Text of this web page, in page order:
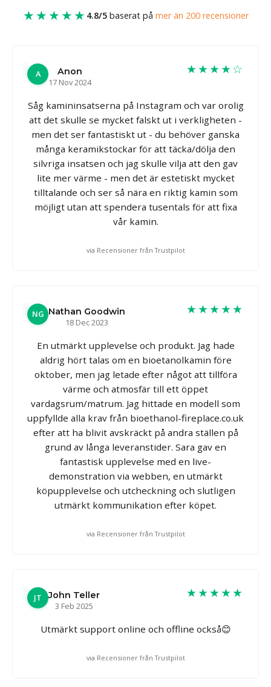
★★★★★ 4.8/5baserat på mer än 200 recensioner
A
Anon
17 Nov 2024
★★★★☆
Såg kamininsatserna på Instagram och var orolig
att det skulle se mycket falskt ut i verkligheten -
men det ser fantastiskt ut - du behöver ganska
många keramikstockar för att täcka/dölja den
silvriga insatsen och jag skulle vilja att den gav
lite mer värme - men det är estetiskt mycket
tilltalande och ser så nära en riktig kamin som
möjligt utan att spendera tusentals för att fixa
vår kamin.
via Recensioner från Trustpilot
NG Nathan Goodwin
18 Dec 2023
★★★★★
En utmärkt upplevelse och produkt. Jag hade
aldrig hört talas om en bioetanolkamin före
oktober, men jag letade efter något att tillföra
värme och atmosfär till ett öppet
vardagsrum/matrum. Jag hittade en modell som
uppfyllde alla krav från bioethanol-fireplace.co.uk
efter att ha blivit avskräckt på andra ställen på
grund av långa leveranstider. Sara gav en
fantastisk upplevelse med en live-
demonstration via webben, en utmärkt
köpupplevelse och utcheckning och slutligen
utmärkt kommunikation efter köpet.
via Recensioner från Trustpilot
JT
John Teller
3 Feb 2025
★★★★★
Utmärkt support online och offline också😊
via Recensioner från Trustpilot